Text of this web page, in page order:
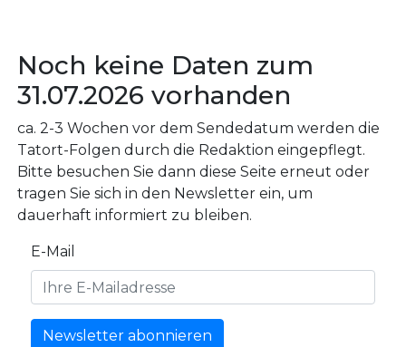
Noch keine Daten zum
31.07.2026 vorhanden
ca. 2-3 Wochen vor dem Sendedatum werden die
Tatort-Folgen durch die Redaktion eingepflegt.
Bitte besuchen Sie dann diese Seite erneut oder
tragen Sie sich in den Newsletter ein, um
dauerhaft informiert zu bleiben.
E-Mail
Newsletter abonnieren